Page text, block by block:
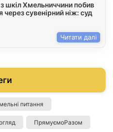
з шкіл Хмельниччини побив
через сувенірний ніж: суд
Читати далі
питання
ПрямуємоРазом